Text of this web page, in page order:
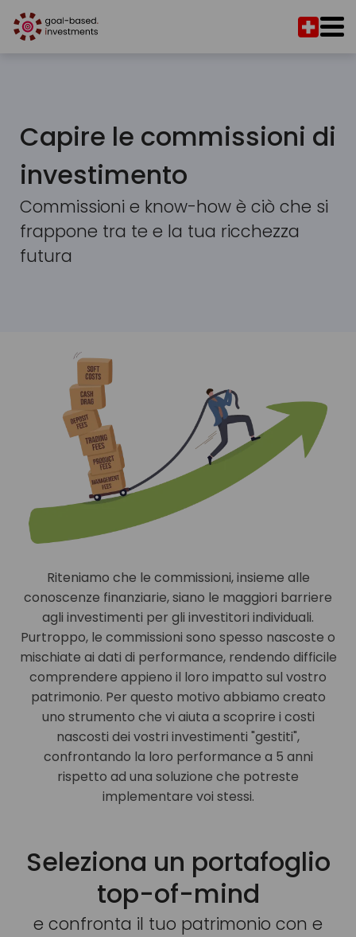
Capire le commissioni di
investimento
Commissioni e know-how è ciò che si
frappone tra te e la tua ricchezza
futura
Riteniamo che le commissioni, insieme alle
conoscenze finanziarie, siano le maggiori barriere
agli investimenti per gli investitori individuali.
Purtroppo, le commissioni sono spesso nascoste o
mischiate ai dati di performance, rendendo difficile
comprendere appieno il loro impatto sul vostro
patrimonio. Per questo motivo abbiamo creato
uno strumento che vi aiuta a scoprire i costi
nascosti dei vostri investimenti "gestiti",
confrontando la loro performance a 5 anni
rispetto ad una soluzione che potreste
implementare voi stessi.
Seleziona un portafoglio
top-of-mind
e confronta il tuo patrimonio con e